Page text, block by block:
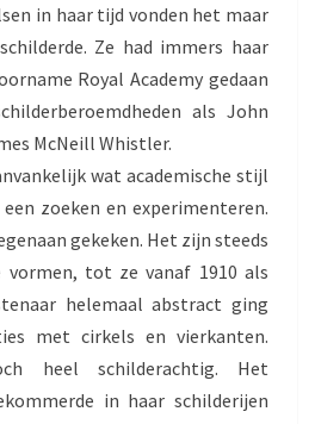
in haar tijd vonden het maar
Ze had immers haar
Royal Academy gedaan
als John
McNeill Whistler.
wat academische stijl
zoeken en experimenteren.
gekeken. Het zijn steeds
vormen, tot ze vanaf 1910 als
helemaal abstract ging
met cirkels en vierkanten.
heel schilderachtig. Het
in haar schilderijen